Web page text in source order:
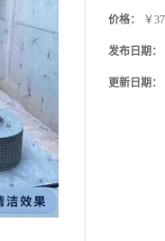
价格： ￥
发布日期：
更新日期：